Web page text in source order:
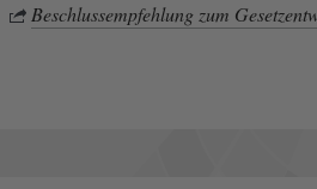
Beschlussempfehlung zum